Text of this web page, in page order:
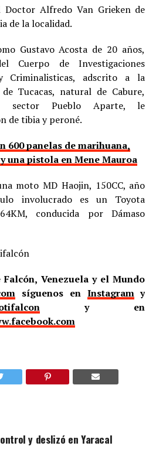
Doctor Alfredo Van Grieken de
de la localidad.
Gustavo Acosta de 20 años,
Cuerpo de Investigaciones
Criminalisticas, adscrito a la
Tucacas, natural de Cabure,
sector Pueblo Aparte, le
de tibia y peroné.
600 panelas de marihuana,
una pistola en Mene Mauroa
moto MD Haojin, 150CC, año
involucrado es un Toyota
conducida por Dámaso
Venezuela y el Mundo
síguenos en Instagramy
y en
y deslizó en Yaracal